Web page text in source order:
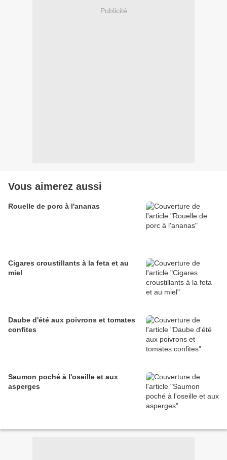
Publicité
Vous aimerez aussi
Rouelle de porc à l'ananas
Cigares croustillants à la feta et au
miel
Daube d'été aux poivrons et tomates
confites
Saumon poché à l'oseille et aux
asperges